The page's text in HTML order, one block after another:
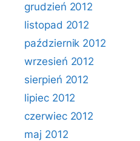
grudzień 2012
listopad 2012
październik 2012
wrzesień 2012
sierpień 2012
lipiec 2012
czerwiec 2012
maj 2012